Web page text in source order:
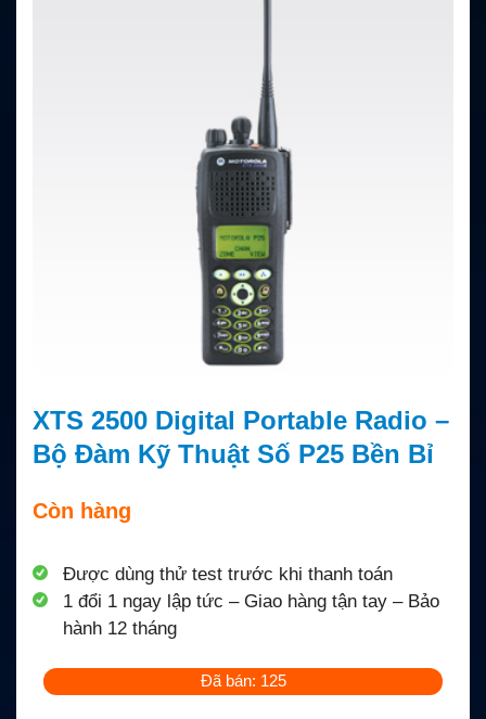
XTS 2500 Digital Portable Radio –
Bộ Đàm Kỹ Thuật Số P25 Bền Bỉ
Còn hàng
Được dùng thử test trước khi thanh toán
1 đổi 1 ngay lập tức – Giao hàng tận tay – Bảo
hành 12 tháng
Đã bán: 125